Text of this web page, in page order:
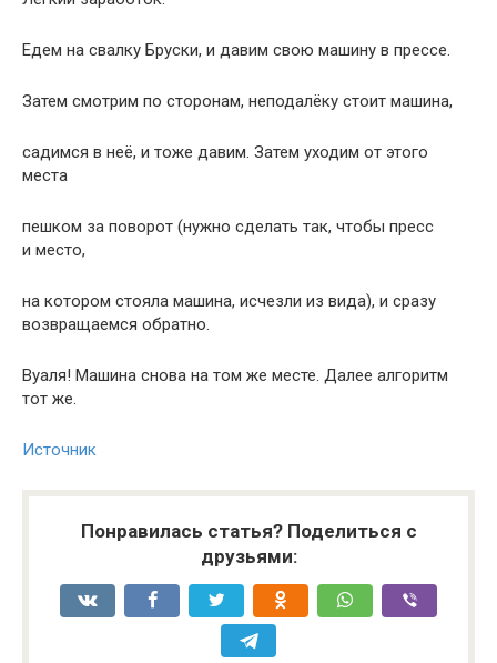
Едем на свалку Бруски, и давим свою машину в прессе.
Затем смотрим по сторонам, неподалёку стоит машина,
садимся в неё, и тоже давим. Затем уходим от этого
места
пешком за поворот (нужно сделать так, чтобы пресс
и место,
на котором стояла машина, исчезли из вида), и сразу
возвращаемся обратно.
Вуаля! Машина снова на том же месте. Далее алгоритм
тот же.
Источник
Понравилась статья? Поделиться с
друзьями: